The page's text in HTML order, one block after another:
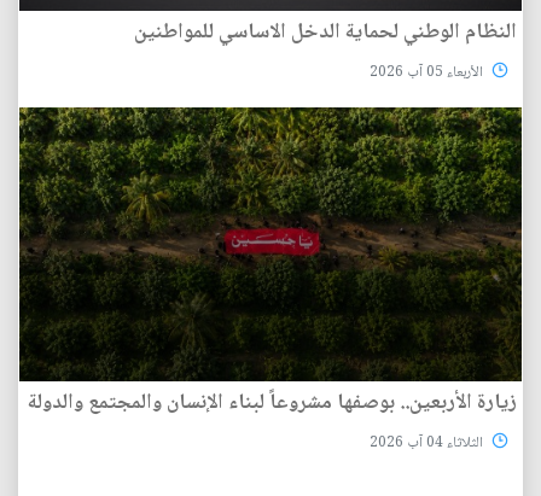
النظام الوطني لحماية الدخل الاساسي للمواطنين
الأربعاء 05 آب 2026
زيارة الأربعين.. بوصفها مشروعاً لبناء الإنسان والمجتمع والدولة
الثلاثاء 04 آب 2026